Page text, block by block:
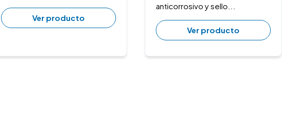
Ver producto
anticorrosivo y sello...
Ver producto